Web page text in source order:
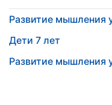
Развитие мышления
Дети 7 лет
Развитие мышления